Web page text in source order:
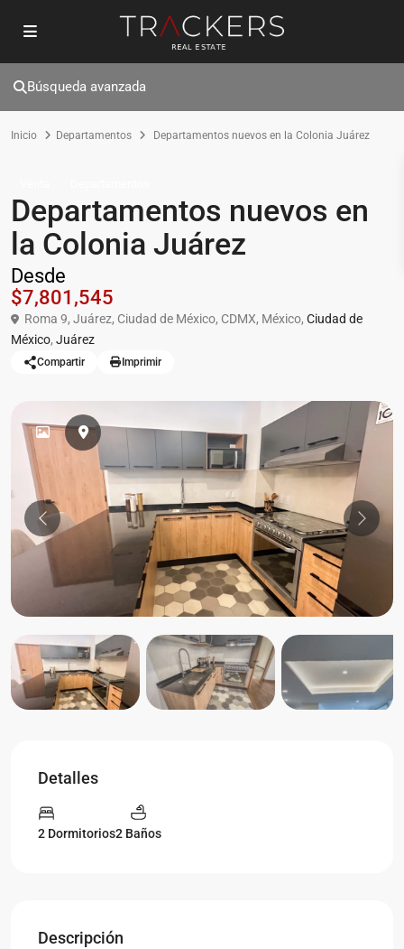
Búsqueda avanzada
Inicio Departamentos Departamentos nuevos en la Colonia Juárez
Departamentos nuevos en
la Colonia Juárez
Desde
$7,801,545
Roma 9, Juárez, Ciudad de México, CDMX, México, Ciudad de
México, Juárez
Compartir Imprimir
Previous
Detalles
2 Dormitorios2 Baños
Descripción